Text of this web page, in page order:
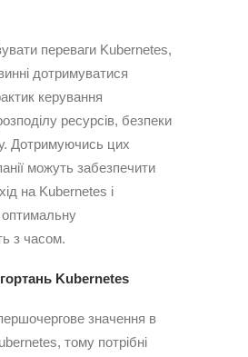
переваги Kubernetes,
дотримуватися
керування
ресурсів, безпеки
Дотримуючись цих
можуть забезпечити
на Kubernetes і
оптимальну
з часом.
Kubernetes
значення в
тому потрібні